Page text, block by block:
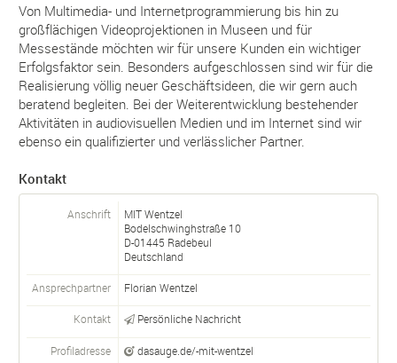
Von Multimedia- und Internetprogrammierung bis hin zu
großflächigen Videoprojektionen in Museen und für
Messestände möchten wir für unsere Kunden ein wichtiger
Erfolgsfaktor sein. Besonders aufgeschlossen sind wir für die
Realisierung völlig neuer Geschäftsideen, die wir gern auch
beratend begleiten. Bei der Weiterentwicklung bestehender
Aktivitäten in audiovisuellen Medien und im Internet sind wir
ebenso ein qualifizierter und verlässlicher Partner.
Kontakt
Anschrift
MIT Wentzel
Bodelschwinghstraße 10
D-01445 Radebeul
Deutschland
Ansprechpartner Florian Wentzel
Kontakt Persönliche Nachricht
Profiladresse dasauge.de/-mit-wentzel